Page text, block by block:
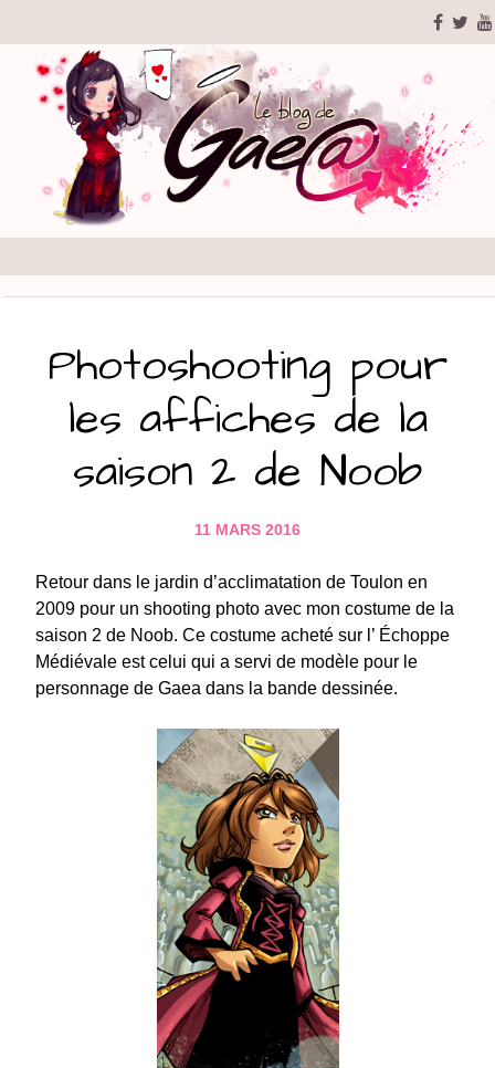
Photoshooting pour
les affiches de la
saison 2 de Noob
11 MARS 2016
Retour dans le jardin d’acclimatation de Toulon en
2009 pour un shooting photo avec mon costume de la
saison 2 de Noob. Ce costume acheté sur l’ Échoppe
Médiévale est celui qui a servi de modèle pour le
personnage de Gaea dans la bande dessinée.